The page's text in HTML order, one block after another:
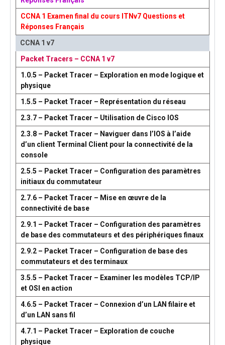
CCNA 1 Examen final du cours ITNv7 Questions et
Réponses Français
CCNA 1 v7
Packet Tracers – CCNA 1 v7
1.0.5 – Packet Tracer – Exploration en mode logique et
physique
1.5.5 – Packet Tracer – Représentation du réseau
2.3.7 – Packet Tracer – Utilisation de Cisco IOS
2.3.8 – Packet Tracer – Naviguer dans l’IOS à l’aide
d’un client Terminal Client pour la connectivité de la
console
2.5.5 – Packet Tracer – Configuration des paramètres
initiaux du commutateur
2.7.6 – Packet Tracer – Mise en œuvre de la
connectivité de base
2.9.1 – Packet Tracer – Configuration des paramètres
de base des commutateurs et des périphériques finaux
2.9.2 – Packet Tracer – Configuration de base des
commutateurs et des terminaux
3.5.5 – Packet Tracer – Examiner les modèles TCP/IP
et OSI en action
4.6.5 – Packet Tracer – Connexion d’un LAN filaire et
d’un LAN sans fil
4.7.1 – Packet Tracer – Exploration de couche
physique